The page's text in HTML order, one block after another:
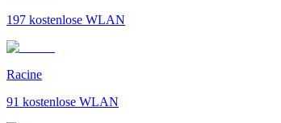
197 kostenlose WLAN
Racine
91 kostenlose WLAN